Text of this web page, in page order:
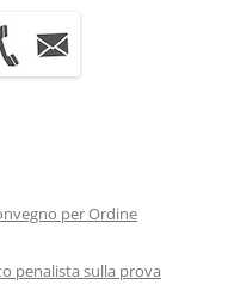
per Ordine
penalista sulla prova